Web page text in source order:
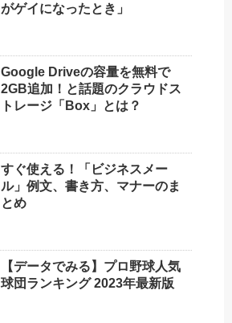
がゲイになったとき」
Google Driveの容量を無料で
2GB追加！と話題のクラウドス
トレージ「Box」とは？
すぐ使える！「ビジネスメー
ル」例文、書き方、マナーのま
とめ
【データでみる】プロ野球人気
球団ランキング 2023年最新版